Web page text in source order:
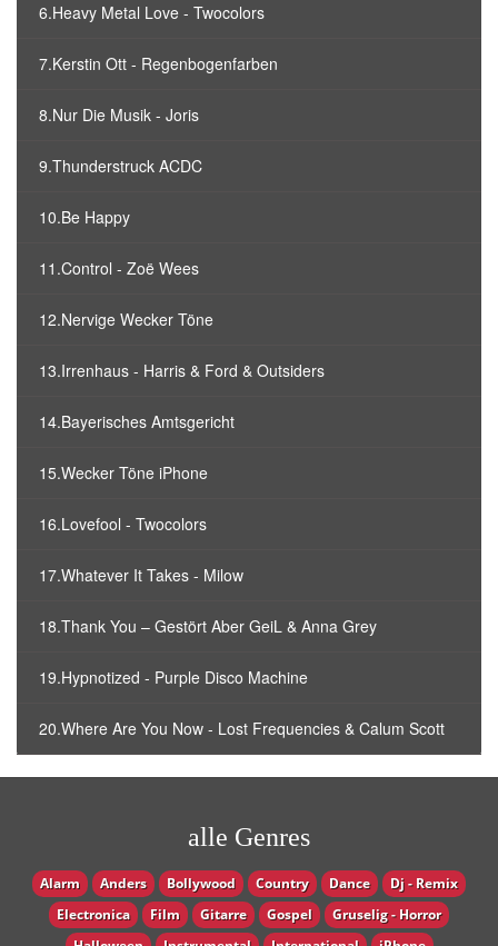
6.Heavy Metal Love - Twocolors
7.Kerstin Ott - Regenbogenfarben
8.Nur Die Musik - Joris
9.Thunderstruck ACDC
10.Be Happy
11.Control - Zoë Wees
12.Nervige Wecker Töne
13.Irrenhaus - Harris & Ford & Outsiders
14.Bayerisches Amtsgericht
15.Wecker Töne iPhone
16.Lovefool - Twocolors
17.Whatever It Takes - Milow
18.Thank You – Gestört Aber GeiL & Anna Grey
19.Hypnotized - Purple Disco Machine
20.Where Are You Now - Lost Frequencies & Calum Scott
alle Genres
Alarm Anders Bollywood Country Dance
Dj - Remix
Electronica
Film Gitarre Gospel
Gruselig - Horror